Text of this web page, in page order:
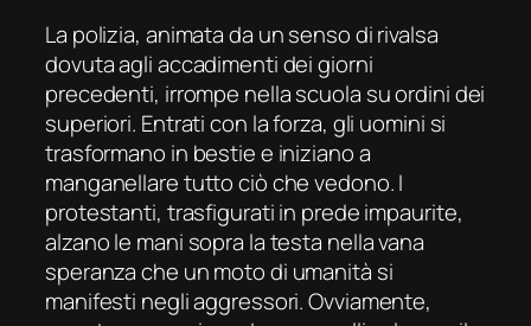
La polizia, animata da un senso di rivalsa
dovuta agli accadimenti dei giorni
precedenti, irrompe nella scuola su ordini dei
superiori. Entrati con la forza, gli uomini si
trasformano in bestie e iniziano a
manganellare tutto ciò che vedono. I
protestanti, trasfigurati in prede impaurite,
alzano le mani sopra la testa nella vana
speranza che un moto di umanità si
manifesti negli aggressori. Ovviamente,